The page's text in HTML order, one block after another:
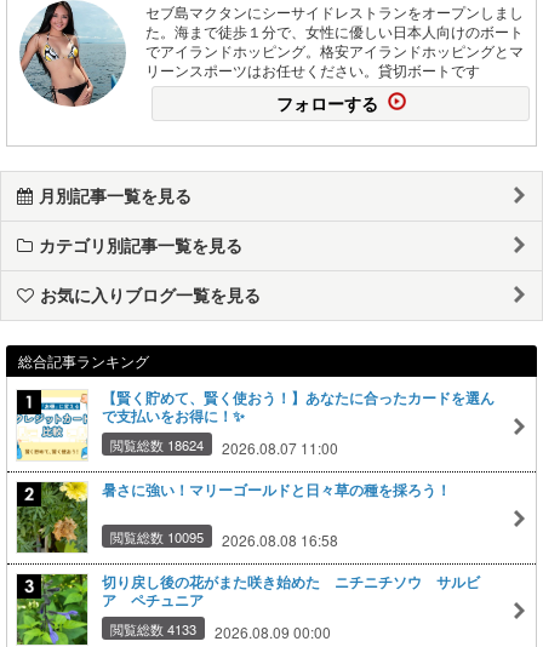
セブ島マクタンにシーサイドレストランをオープンしまし
た。海まで徒歩１分で、女性に優しい日本人向けのボート
でアイランドホッピング。格安アイランドホッピングとマ
リーンスポーツはお任せください。貸切ボートです
フォローする
月別記事一覧を見る
カテゴリ別記事一覧を見る
お気に入りブログ一覧を見る
総合記事ランキング
【賢く貯めて、賢く使おう！】あなたに合ったカードを選ん
で支払いをお得に！✨
閲覧総数 18624 2026.08.07 11:00
暑さに強い！マリーゴールドと日々草の種を採ろう！
閲覧総数 10095 2026.08.08 16:58
切り戻し後の花がまた咲き始めた ニチニチソウ サルビ
ア ペチュニア
閲覧総数 4133 2026.08.09 00:00